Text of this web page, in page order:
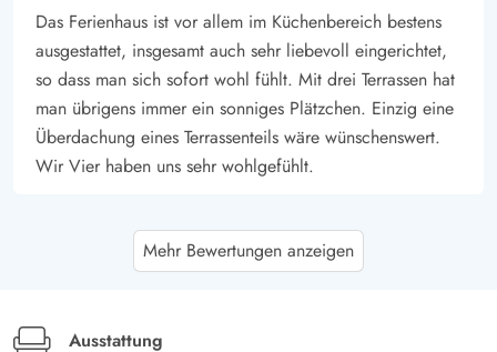
Das Ferienhaus ist vor allem im Küchenbereich bestens
ausgestattet, insgesamt auch sehr liebevoll eingerichtet,
so dass man sich sofort wohl fühlt. Mit drei Terrassen hat
man übrigens immer ein sonniges Plätzchen. Einzig eine
Überdachung eines Terrassenteils wäre wünschenswert.
Wir Vier haben uns sehr wohlgefühlt.
Dagmar Lang
Deutschland
5 von 5
5 out of 5
Ferienhaus. Tolle Ausstattung der Küche, die an nichts
Mehr Bewertungen anzeigen
Ausstattung